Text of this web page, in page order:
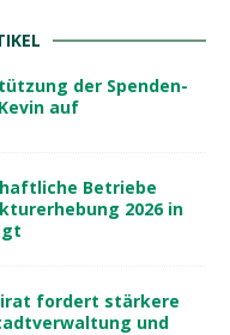
der Spenden-
auf
Betriebe
2026 in
fordert stärkere
und